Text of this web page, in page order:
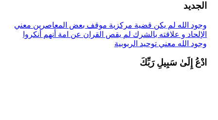
الجديد
وجود الله لم يكن قضية مركزية موقف بعض المعاصرين معني
الإلحاد و علاقته بالشرك لم يقص القران عن امة أنهم أنكروا
وجود الله معني توحيد الربوبية
ادْعُ إِلَىٰ سَبِيلِ رَبِّكَ